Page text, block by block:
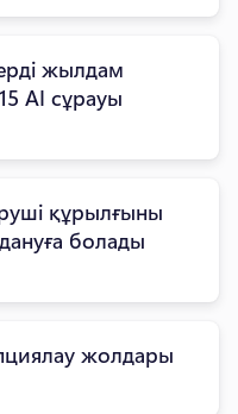
жылдам
AI сұрауы
құрылғыны
болады
жолдары